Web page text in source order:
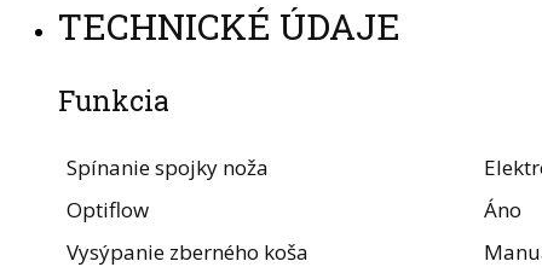
TECHNICKÉ ÚDAJE
Funkcia
Spínanie spojky noža
Optiflow
Áno
Vysýpanie zberného koša